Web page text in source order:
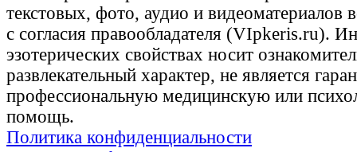
текстовых, фото, аудио и видеоматериалов
с согласия правообладателя (VIpkeris.ru).
эзотерических свойствах носит
развлекательный характер, не является
профессиональную медицинскую или
помощь.
Политика конфиденциальности